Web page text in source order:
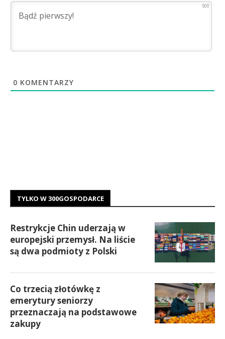
500
0 KOMENTARZY
TYLKO W 300GOSPODARCE
Restrykcje Chin uderzają w
europejski przemysł. Na liście
są dwa podmioty z Polski
Co trzecią złotówkę z
emerytury seniorzy
przeznaczają na podstawowe
zakupy